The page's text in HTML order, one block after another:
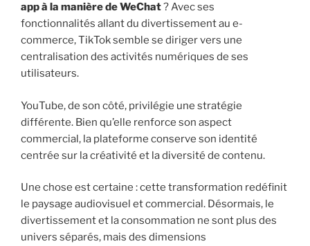
app à la manière de WeChat? Avec ses
fonctionnalités allant du divertissement au e-
commerce, TikTok semble se diriger vers une
centralisation des activités numériques de ses
utilisateurs.
YouTube, de son côté, privilégie une stratégie
différente. Bien qu’elle renforce son aspect
commercial, la plateforme conserve son identité
centrée sur la créativité et la diversité de contenu.
Une chose est certaine : cette transformation redéfinit
le paysage audiovisuel et commercial. Désormais, le
divertissement et la consommation ne sont plus des
univers séparés, mais des dimensions